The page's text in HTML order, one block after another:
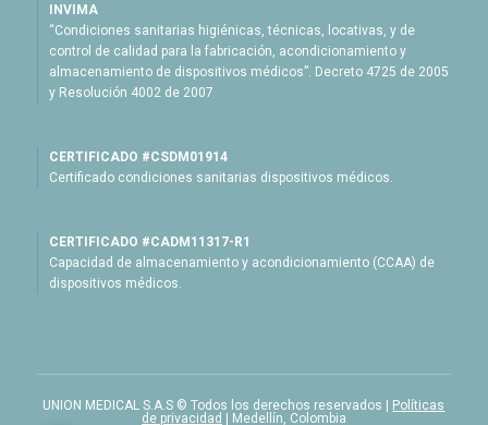
INVIMA
“Condiciones sanitarias higiénicas, técnicas, locativas, y de
control de calidad para la fabricación, acondicionamiento y
almacenamiento de dispositivos médicos”. Decreto 4725 de 2005
y Resolución 4002 de 2007
CERTIFICADO #CSDM01914
Certificado condiciones sanitarias dispositivos médicos.
CERTIFICADO #CADM11317-R1
Capacidad de almacenamiento y acondicionamiento (CCAA) de
dispositivos médicos.
UNION MEDICAL S.A.S © Todos los derechos reservados | Políticas
de privacidad | Medellín, Colombia